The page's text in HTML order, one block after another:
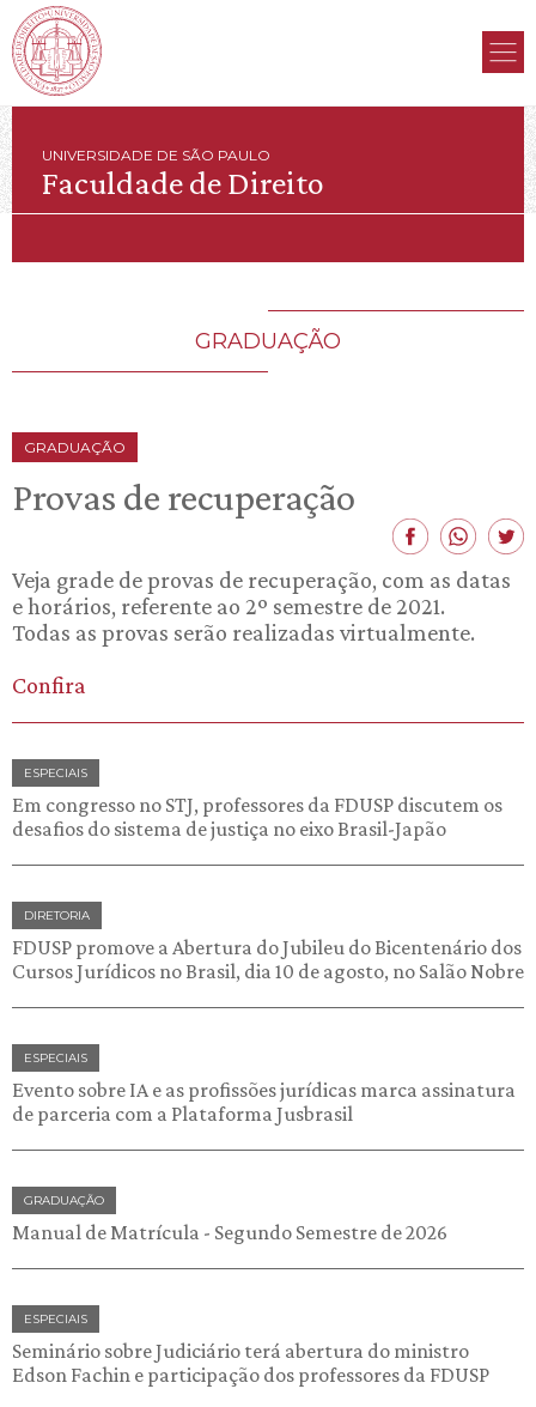
UNIVERSIDADE DE SÃO PAULO
Faculdade de Direito
GRADUAÇÃO
GRADUAÇÃO
Provas de recuperação
Veja grade de provas de recuperação, com as datas
e horários, referente ao 2º semestre de 2021.
Todas as provas serão realizadas virtualmente.
Confira
ESPECIAIS
Em congresso no STJ, professores da FDUSP discutem os
desafios do sistema de justiça no eixo Brasil-Japão
DIRETORIA
FDUSP promove a Abertura do Jubileu do Bicentenário dos
Cursos Jurídicos no Brasil, dia 10 de agosto, no Salão Nobre
ESPECIAIS
Evento sobre IA e as profissões jurídicas marca assinatura
de parceria com a Plataforma Jusbrasil
GRADUAÇÃO
Manual de Matrícula - Segundo Semestre de 2026
ESPECIAIS
Seminário sobre Judiciário terá abertura do ministro
Edson Fachin e participação dos professores da FDUSP